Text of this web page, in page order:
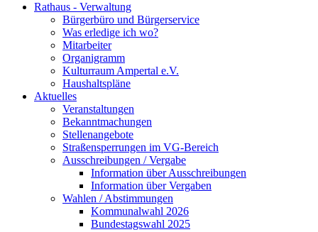
Rathaus - Verwaltung
Bürgerbüro und Bürgerservice
Was erledige ich wo?
Mitarbeiter
Organigramm
Kulturraum Ampertal e.V.
Haushaltspläne
Aktuelles
Veranstaltungen
Bekanntmachungen
Stellenangebote
Straßensperrungen im VG-Bereich
Ausschreibungen / Vergabe
Information über Ausschreibungen
Information über Vergaben
Wahlen / Abstimmungen
Kommunalwahl 2026
Bundestagswahl 2025